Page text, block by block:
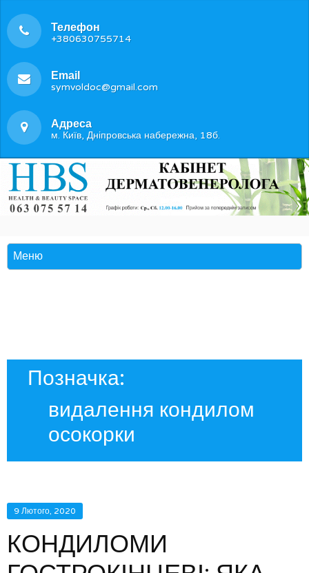
Телефон
+380630755714
Email
symvoldoc@gmail.com
Адреса
м. Київ, Дніпровська набережна, 18б.
Позначка:
видалення кондилом
осокорки
9 Лютого, 2020
КОНДИЛОМИ